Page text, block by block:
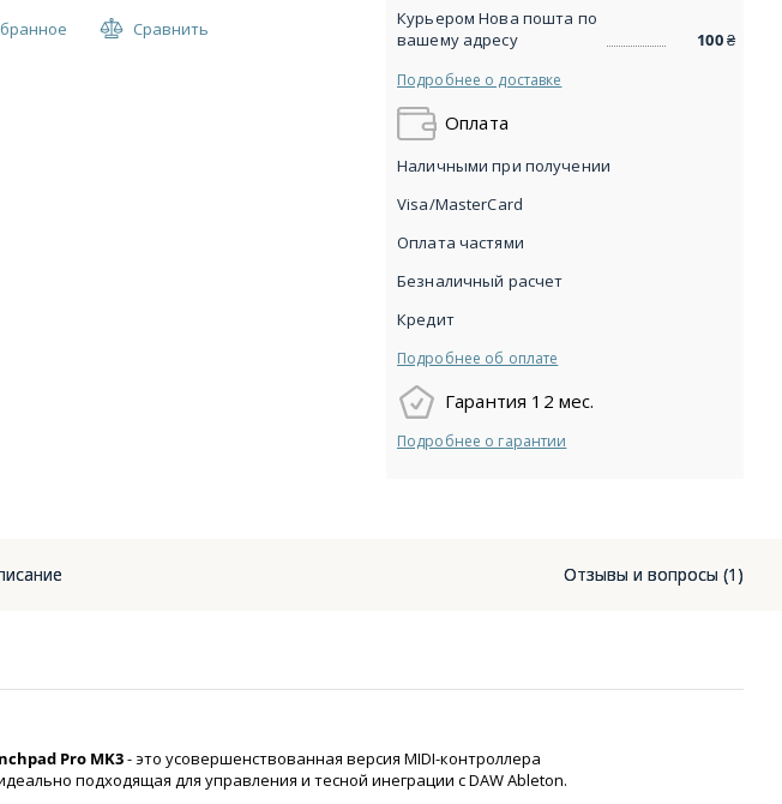
Сравнить
Курьером Нова пошта по
вашему адресу
100₴
Подробнее о доставке
Оплата
Visa/MasterCard
Наличными при получении
Безналичный расчет
Кредит
Оплата частями
Подробнее об оплате
Гарантия 12 мес.
Подробнее о гарантии
Отзывы и вопросы (1)
Pro MK3- это усовершенствованная версия MIDI-контроллера
подходящая для управления и тесной инеграции с DAW Ableton.